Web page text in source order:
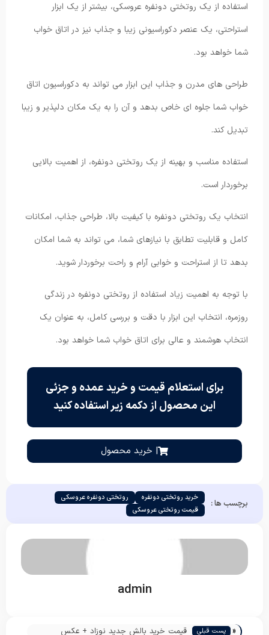
استفاده از یک روتختی دونفره عروسکی، بیشتر از یک ابزار
استراحتی، یک عنصر دکوراسیونی زیبا و جذاب نیز در اتاق خواب
شما خواهد بود.
طراحی های مدرن و جذاب این ابزار می تواند به دکوراسیون اتاق
خواب شما جلوه ای خاص بدهد و آن را به یک مکان دلپذیر و زیبا
تبدیل کند.
استفاده مناسب و بهینه از یک روتختی دونفره، از اهمیت بالایی
برخوردار است.
انتخاب یک روتختی دونفره با کیفیت بالا، طراحی جذاب، امکانات
کامل و قابلیت تطابق با نیازهای شما، می تواند به شما امکان
بدهد تا از استراحت و خوابی آرام و راحت برخوردار شوید.
با توجه به اهمیت زیاد استفاده از روتختی دونفره در زندگی
روزمره، انتخاب این ابزار با دقت و بررسی کامل، به عنوان یک
انتخاب هوشمند و عالی برای اتاق خواب شما خواهد بود.
برای استعلام قیمت و خرید عمده و جزئی
این محصول از دکمه زیر استفاده کنید
| خرید محصول
برچسب ها : خرید روتختی دونفره
روتختی دونفره عروسکی
قیمت روتختی عروسکی
admin
« پست قبلی قیمت خرید بالش جدید نوزاد + عکس